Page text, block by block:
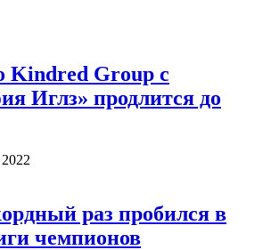
Kindred Group с
Иглз» продлится до
раз пробился в
чемпионов